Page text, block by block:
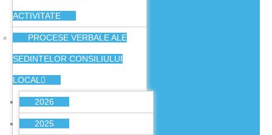
ACTIVITATE
PROCESE VERBALE ALE
SEDINTELOR CONSILIULUI
LOCAL
2026
2025